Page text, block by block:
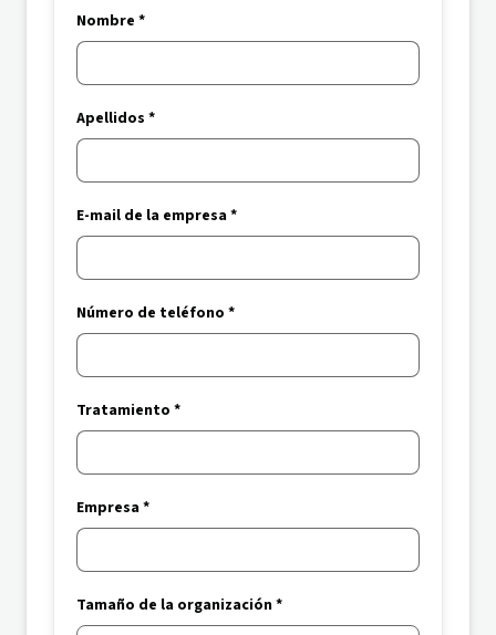
Nombre *
Apellidos *
E-mail de la empresa *
Número de teléfono *
Tratamiento *
Empresa *
Tamaño de la organización *